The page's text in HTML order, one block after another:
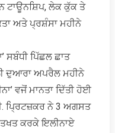
ਟਾਊਨਸ਼ਿਪ, ਲੇਕ ਕੁੱਕ ਤੇ
ਅਤੇ ਪ੍ਰਸ਼ੰਸਾ ਮਹੀਨੇ
ਸਬੰਧੀ ਪਿੱਛਲ ਛਾਤ
ਦੁਆਰਾ ਅਪਰੈਲ ਮਹੀਨੇ
ਵਜੋਂ ਮਾਨਤਾ ਦਿੱਤੀ ਹੋਈ
ਪ੍ਰਿਟਜ਼ਕਰ ਨੇ 3 ਅਗਸਤ
ਕਰਕੇ ਇਲੀਨਾਏ